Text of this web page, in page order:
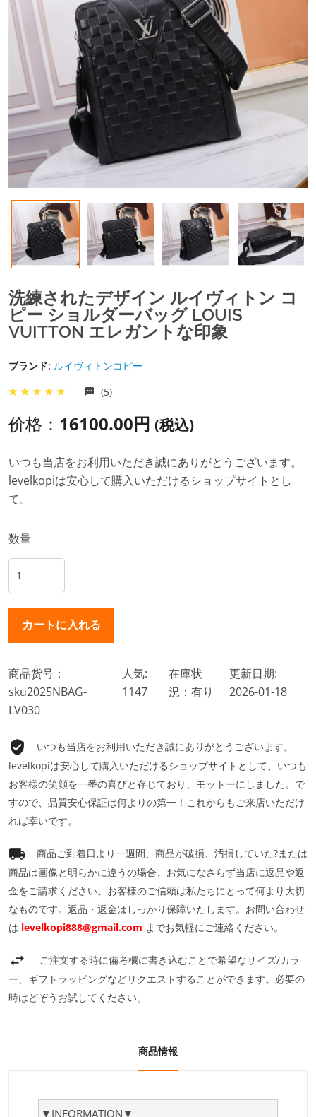
洗練されたデザイン ルイヴィトン コ
ピー ショルダーバッグ LOUIS
VUITTON エレガントな印象
ブランド: ルイヴィトンコピー
(5)
价格： 16100.00円 (税込)
いつも当店をお利用いただき誠にありがとうございます。
levelkopiは安心して購入いただけるショップサイトとし
て。
数量
商品货号：
sku2025NBAG-
LV030
人気:
1147
在庫状
況：有り
更新日期:
2026-01-18
いつも当店をお利用いただき誠にありがとうございます。
levelkopiは安心して購入いただけるショップサイトとして、いつも
お客様の笑顔を一番の喜びと存じており、モットーにしました。で
すので、品質安心保証は何よりの第一！これからもご来店いただけ
れば幸いです。
商品ご到着日より一週間、商品が破損、汚損していた?または
商品は画像と明らかに違うの場合、お気になさらず当店に返品や返
金をご請求ください。お客様のご信頼は私たちにとって何より大切
なものです。返品・返金はしっかり保障いたします。お問い合わせ
は levelkopi888@gmail.com までお気軽にご連絡ください。
ご注文する時に備考欄に書き込むことで希望なサイズ/カラ
ー、ギフトラッピングなどリクエストすることができます。必要の
時はどぞうお試してください。
商品情報
▼INFORMATION▼